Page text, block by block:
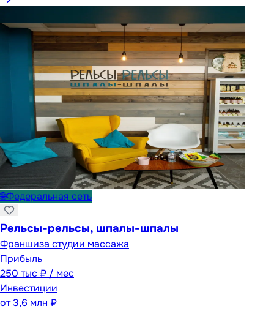
🌐Федеральная сеть
Рельсы-рельсы, шпалы-шпалы
Франшиза студии массажа
Прибыль
250 тыс ₽ / мес
Инвестиции
от3,6 млн ₽